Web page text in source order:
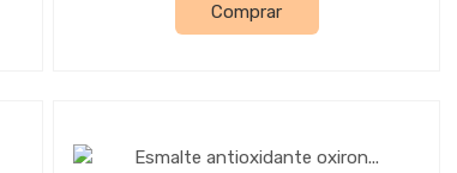
Comprar